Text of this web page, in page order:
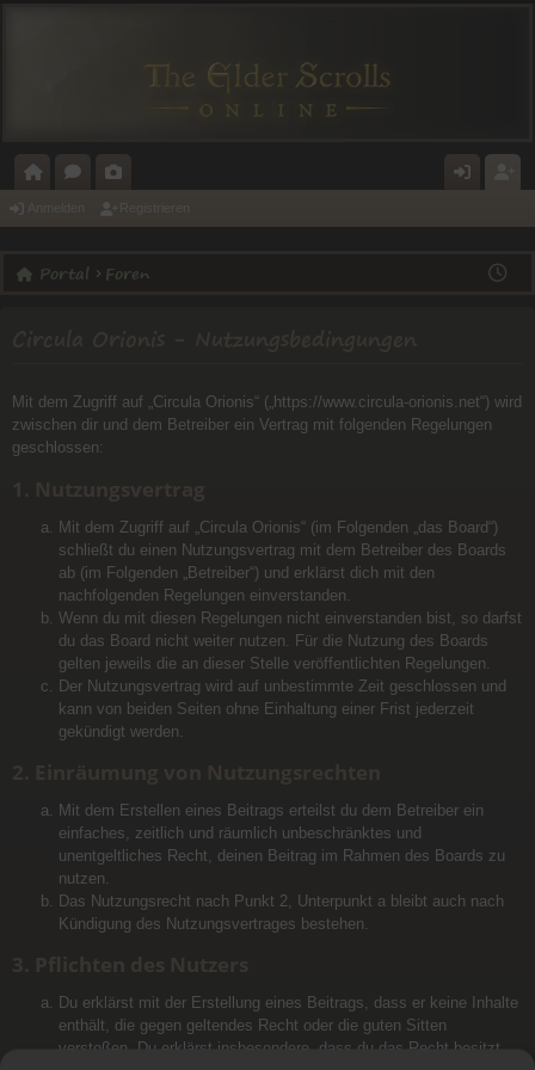
O
T
E
A
E
N
ST
Anmelden Registrieren
Portal Foren
Mit dem Zugriff auf „Circula Orionis“ („https://www.circula-orionis.net“) wird
zwischen dir und dem Betreiber ein Vertrag mit folgenden Regelungen
geschlossen:
Mit dem Zugriff auf „Circula Orionis“ (im Folgenden „das Board“)
schließt du einen Nutzungsvertrag mit dem Betreiber des Boards
ab (im Folgenden „Betreiber“) und erklärst dich mit den
nachfolgenden Regelungen einverstanden.
Wenn du mit diesen Regelungen nicht einverstanden bist, so darfst
du das Board nicht weiter nutzen. Für die Nutzung des Boards
gelten jeweils die an dieser Stelle veröffentlichten Regelungen.
Der Nutzungsvertrag wird auf unbestimmte Zeit geschlossen und
kann von beiden Seiten ohne Einhaltung einer Frist jederzeit
gekündigt werden.
Mit dem Erstellen eines Beitrags erteilst du dem Betreiber ein
einfaches, zeitlich und räumlich unbeschränktes und
unentgeltliches Recht, deinen Beitrag im Rahmen des Boards zu
nutzen.
Das Nutzungsrecht nach Punkt 2, Unterpunkt a bleibt auch nach
Kündigung des Nutzungsvertrages bestehen.
Du erklärst mit der Erstellung eines Beitrags, dass er keine Inhalte
enthält, die gegen geltendes Recht oder die guten Sitten
verstoßen. Du erklärst insbesondere, dass du das Recht besitzt,